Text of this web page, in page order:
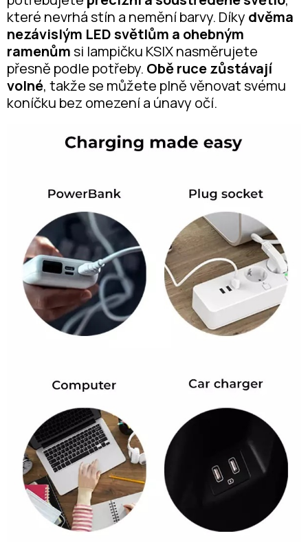
které nevrhá stín a nemění barvy. Díky dvěma
nezávislým LED světlům a ohebným
ramenůmsi lampičku KSIX nasměrujete
přesně podle potřeby. Obě ruce zůstávají
volné, takže se můžete plně věnovat svému
koníčku bez omezení a únavy očí.